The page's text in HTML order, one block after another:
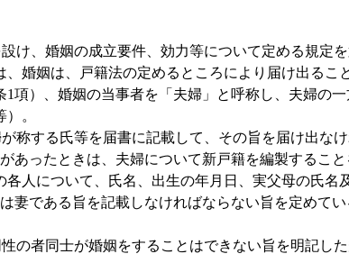
け、婚姻の成立要件、効力等について定める規定
婚姻は、戸籍法の定めるところにより届け出るこ
項）、婚姻の当事者を「夫婦」と呼称し、夫婦の一
。
称する氏等を届書に記載して、その旨を届け出な
あったときは、夫婦について新戸籍を編製すること
人について、氏名、出生の年月日、実父母の氏名
妻である旨を記載しなければならない旨を定めてい
の者同士が婚姻をすることはできない旨を明記した